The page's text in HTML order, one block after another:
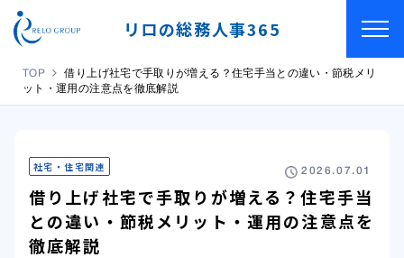
リロの総務人事365
TOP
借り上げ社宅で手取りが増える？住宅手当との違い・節税メリ
ット・運用の注意点を徹底解説
社宅・住宅関連 2026.07.01
借り上げ社宅で手取りが増える？住宅手当
との違い・節税メリット・運用の注意点を
徹底解説